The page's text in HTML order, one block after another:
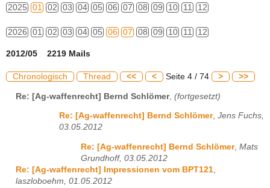
2025 01 02 03 04 05 06 07 08 09 10 11 12
2026 01 02 03 04 05 06 07 08 09 10 11 12
2012/05 2219 Mails
Chronologisch Thread << < Seite 4 / 74 > >>
Re: [Ag-waffenrecht] Bernd Schlömer, (fortgesetzt)
Re: [Ag-waffenrecht] Bernd Schlömer, Jens Fuchs,
03.05.2012
Re: [Ag-waffenrecht] Bernd Schlömer, Mats
Grundhoff, 03.05.2012
Re: [Ag-waffenrecht] Impressionen vom BPT121
laszloboehm, 01.05.2012